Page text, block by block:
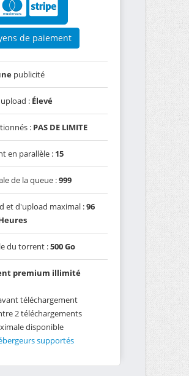
de paiement
publicité
: Élevé
: PAS DE LIMITE
en parallèle : 15
de la queue :999
et d'upload maximal :96
du torrent :500 Go
premium illimité
téléchargement
2 téléchargements
disponible
supportés